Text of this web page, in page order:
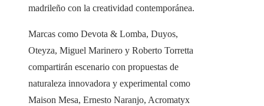
madrileño con la creatividad contemporánea.
Marcas como Devota & Lomba, Duyos,
Oteyza, Miguel Marinero y Roberto Torretta
compartirán escenario con propuestas de
naturaleza innovadora y experimental como
Maison Mesa, Ernesto Naranjo, Acromatyx